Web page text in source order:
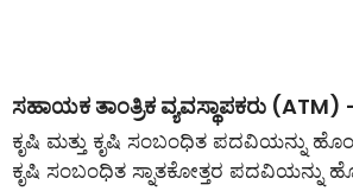
ಸಹಾಯಕ ತಾಂತ್ರಿಕ ವ್ಯವಸ್ಥಾಪಕರು (ATM)
ಕೃಷಿ ಮತ್ತು ಕೃಷಿ ಸಂಬಂಧಿತ ಪದವಿಯನ್ನು
ಕೃಷಿ ಸಂಬಂಧಿತ ಸ್ನಾತಕೋತ್ತರ ಪದವಿಯನ್ನು